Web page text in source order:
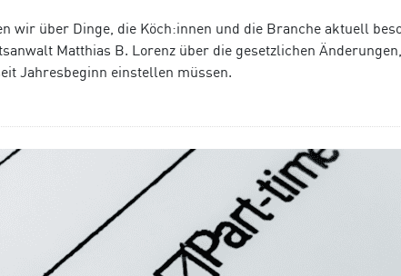
wir über Dinge, die Köch:innen und die Branche aktuell
Matthias B. Lorenz über die gesetzlichen
Jahresbeginn einstellen müssen.